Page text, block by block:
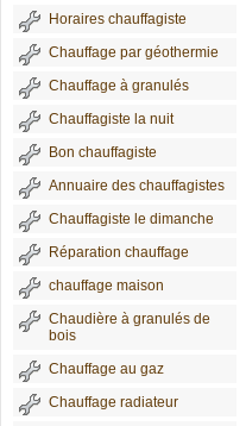
Horaires chauffagiste
Chauffage par géothermie
Chauffage à granulés
Chauffagiste la nuit
Bon chauffagiste
Annuaire des chauffagistes
Chauffagiste le dimanche
Réparation chauffage
chauffage maison
Chaudière à granulés de
bois
Chauffage au gaz
Chauffage radiateur